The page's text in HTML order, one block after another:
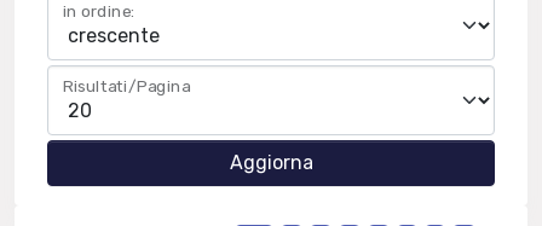
in ordine:
Risultati/Pagina